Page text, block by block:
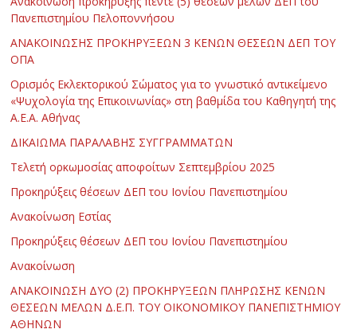
Πανεπιστημίου Πελοποννήσου
ΑΝΑΚΟΙΝΩΣΗΣ ΠΡΟΚΗΡΥΞΕΩΝ 3 ΚΕΝΩΝ ΘΕΣΕΩΝ ΔΕΠ ΤΟΥ
ΟΠΑ
Ορισμός Εκλεκτορικού Σώματος για το γνωστικό αντικείμενο
«Ψυχολογία της Επικοινωνίας» στη βαθμίδα του Καθηγητή της
Α.Ε.Α. Αθήνας
ΔΙΚΑΙΩΜΑ ΠΑΡΑΛΑΒΗΣ ΣΥΓΓΡΑΜΜΑΤΩΝ
Τελετή ορκωμοσίας αποφοίτων Σεπτεμβρίου 2025
Προκηρύξεις θέσεων ΔΕΠ του Ιονίου Πανεπιστημίου
Ανακοίνωση Εστίας
Προκηρύξεις θέσεων ΔΕΠ του Ιονίου Πανεπιστημίου
Ανακοίνωση
ΑΝΑΚΟΙΝΩΣΗ ΔΥΟ (2) ΠΡΟΚΗΡΥΞΕΩΝ ΠΛΗΡΩΣΗΣ ΚΕΝΩΝ
ΘΕΣΕΩΝ ΜΕΛΩΝ Δ.Ε.Π. ΤΟΥ ΟΙΚΟΝΟΜΙΚΟΥ ΠΑΝΕΠΙΣΤΗΜΙΟΥ
ΑΘΗΝΩΝ